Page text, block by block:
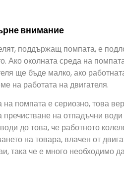
внимание
поддържащ помпата, е
Ако околната среда на
ще бъде малко, ако
на работата на двигателя.
помпата е сериозно, това
пречистване на отпадъчни
до това, че работното
на товара, влачен от
така че е много необходимо